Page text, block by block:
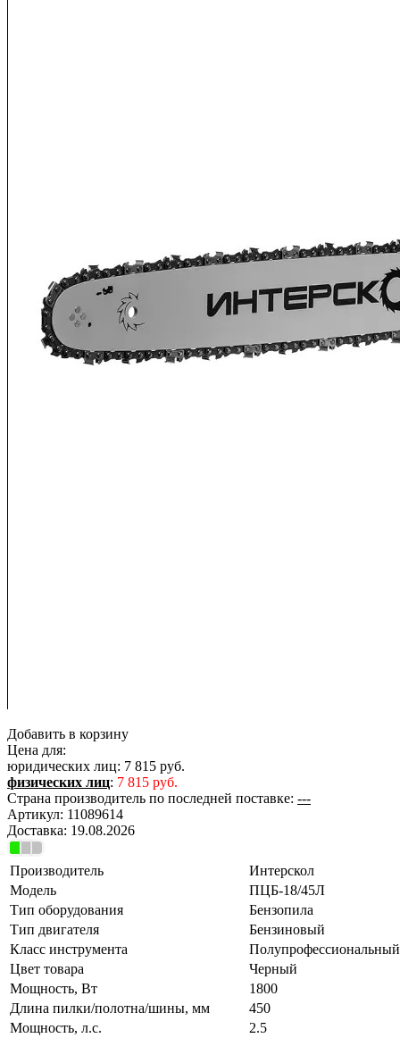
Добавить в корзину
Цена для:
юридических лиц: 7 815 руб.
физических лиц: 7 815 руб.
Страна производитель по последней поставке: ---
Артикул: 11089614
Доставка: 19.08.2026
Производитель
Интерскол
Модель
ПЦБ-18/45Л
Тип оборудования
Бензопила
Тип двигателя
Бензиновый
Класс инструмента
Полупрофессиональный
Цвет товара
Черный
Мощность, Вт
1800
Длина пилки/полотна/шины, мм
450
Мощность, л.с.
2.5